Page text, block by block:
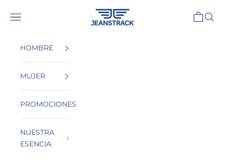
JeansTrack
Menú Cesta
HOMBRE
MUJER
PROMOCIONES
NUESTRA
ESENCIA